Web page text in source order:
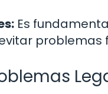
Es
problemas